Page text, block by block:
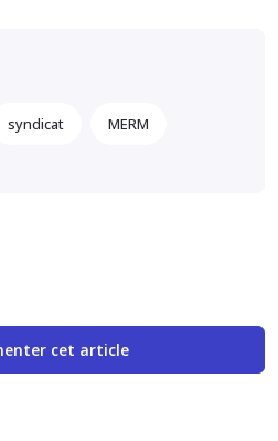
syndicat MERM
cet article